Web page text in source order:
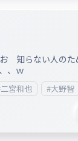
らない人のために 検索
、ｗ
宮和也 #大野智